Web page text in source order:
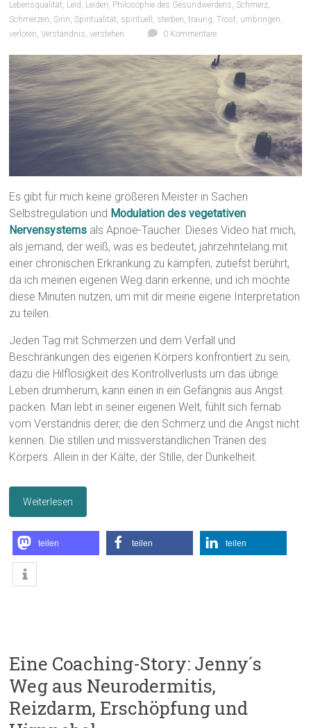
Lebensqualität, Leid , Leiden, Philosophie des Gesundwerdens, Schmerz,
Schmerzen, Sinn, Spiritualität, spirituell , sterben,traurig,Trost, umbringen,
verloren,Verständnis,verstehen 0 Kommentare
Es gibt für mich keine größeren Meister in Sachen
Selbstregulation und Modulation des vegetativen
Nervensystems als Apnoe-Taucher. Dieses Video hat mich,
als jemand, der weiß, was es bedeutet, jahrzehntelang mit
einer chronischen Erkrankung zu kämpfen, zutiefst berührt,
da ich meinen eigenen Weg darin erkenne, und ich möchte
diese Minuten nutzen, um mit dir meine eigene Interpretation
zu teilen.
Jeden Tag mit Schmerzen und dem Verfall und
Beschränkungen des eigenen Körpers konfrontiert zu sein,
dazu die Hilflosigkeit des Kontrollverlusts um das übrige
Leben drumherum, kann einen in ein Gefängnis aus Angst
packen. Man lebt in seiner eigenen Welt, fühlt sich fernab
vom Verständnis derer, die den Schmerz und die Angst nicht
kennen. Die stillen und missverständlichen Tränen des
Körpers. Allein in der Kälte, der Stille, der Dunkelheit.
Weiterlesen
teilen teilen teilen
Eine Coaching-Story: Jenny´s
Weg aus Neurodermitis,
Reizdarm, Erschöpfung und